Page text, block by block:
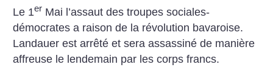
Le 1er Mai l’assaut des troupes sociales-
démocrates a raison de la révolution bavaroise.
Landauer est arrêté et sera assassiné de manière
affreuse le lendemain par les corps francs.